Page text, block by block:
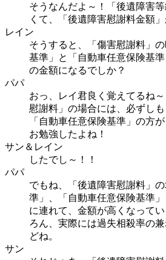
そうなんだよ～！「後遺障害
くて、「後遺障害慰謝料金額」
レイン
そうすると、「傷害慰謝料」
基準」と「自動車任意保険基
の金額になるでしか？
パパ
おっ、レイ君良く覚えてるね
慰謝料」の場合には、必ずし
「自動車任意保険基準」の方
お勉強したよね！
サン＆レイン
したでし～！！
パパ
でもね、「後遺障害慰謝料」
準」、「自動車任意保険基準
に連れて、金額が高くなって
ろん、実際には過失相殺率の
どね。
サン